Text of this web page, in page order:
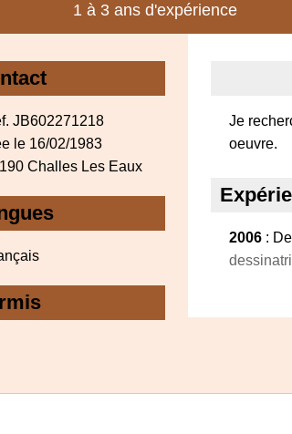
1 à 3 ans d'expérience
JB602271218
le 16/02/1983
Challes Les Eaux
Je
oeuvre.
2006 :